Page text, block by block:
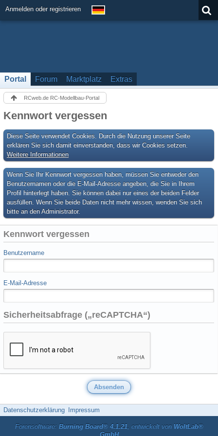
Anmelden oder registrieren
Portal Forum Marktplatz Extras
RCweb.de RC-Modellbau-Portal
Kennwort vergessen
Diese Seite verwendet Cookies. Durch die Nutzung unserer Seite
erklären Sie sich damit einverstanden, dass wir Cookies setzen.
Weitere Informationen
Wenn Sie Ihr Kennwort vergessen haben, müssen Sie entweder den
Benutzernamen oder die E-Mail-Adresse angeben, die Sie in Ihrem
Profil hinterlegt haben. Sie können dabei nur eines der beiden Felder
ausfüllen. Wenn Sie beide Daten nicht mehr wissen, wenden Sie sich
bitte an den Administrator.
Kennwort vergessen
Benutzername
E-Mail-Adresse
Sicherheitsabfrage („reCAPTCHA“)
Datenschutzerklärung Impressum
Forensoftware: Burning Board® 4.1.21, entwickelt von WoltLab®
GmbH